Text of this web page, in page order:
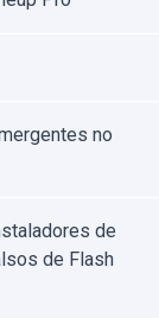
no
de
de Flash